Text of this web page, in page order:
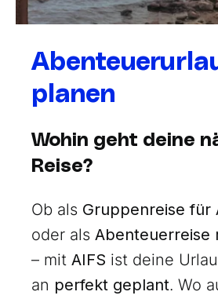
planen
Wohin geht deine
Reise?
Ob als Gruppenreise für
oder als Abenteuerreise
– mit AIFS ist deine
an perfekt geplant. Wo